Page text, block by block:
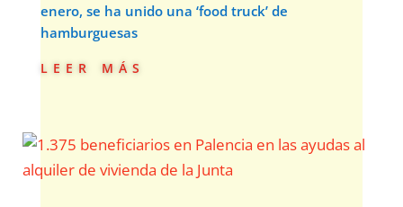
enero, se ha unido una ‘food truck’ de
hamburguesas
leer más